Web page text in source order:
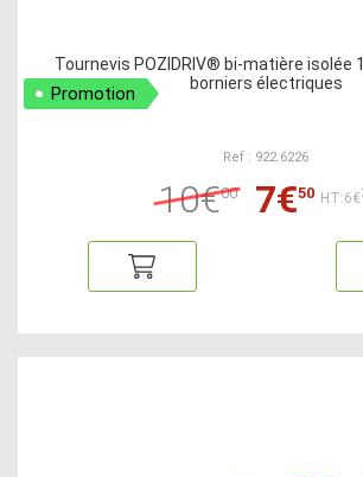
Tournevis POZIDRIV® bi-matière isolée
borniers électriques
Promotion
Ref : 922.6226
10€00 7€50 HT:6€